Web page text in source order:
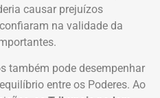
causar prejuízos
na validade da
também pode desempenhar
entre os Poderes. Ao